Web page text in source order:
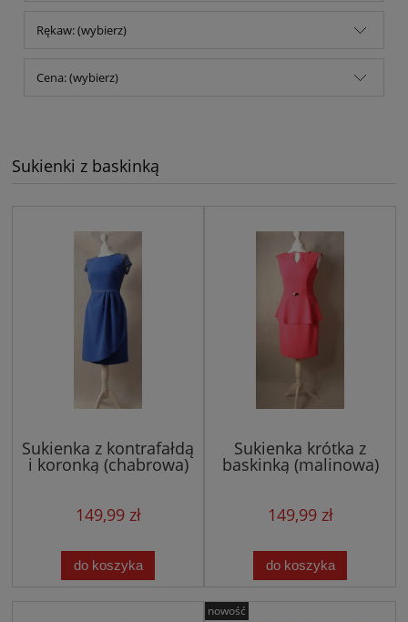
Rękaw: (wybierz)
Cena: (wybierz)
Sukienki z baskinką
Sukienka z kontrafałdą
i koronką (chabrowa)
149,99 zł
do koszyka
Sukienka krótka z
baskinką (malinowa)
149,99 zł
do koszyka
nowość